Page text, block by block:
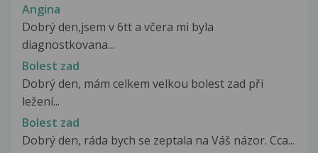
Angina
Dobrý den,jsem v 6tt a včera mi byla
diagnostkovana...
Bolest zad
Dobrý den, mám celkem velkou bolest zad při
ležení...
Bolest zad
Dobrý den, ráda bych se zeptala na Váš názor. Cca...